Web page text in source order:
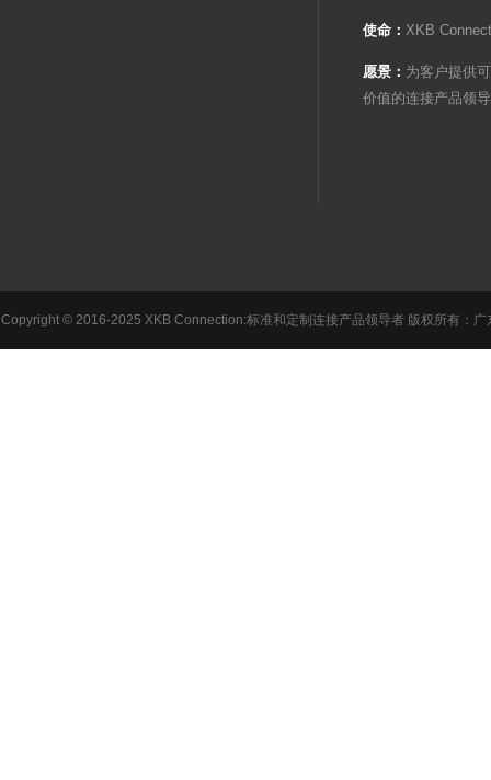
使命： XKB
愿景： 为客户提供
价值的连接产品领
Copyright © 2016-2025 XKB Connection:标准和定制连接产品领导者 版权所有：广